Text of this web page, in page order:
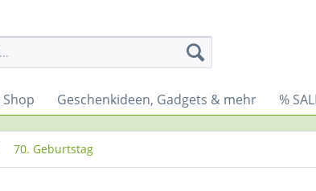
Geschenkideen, Gadgets & mehr %
70. Geburtstag